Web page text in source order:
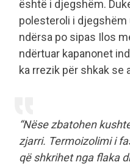
është i djegshëm.
polesteroli i
ndërsa po sipas Ilos
ndërtuar kapanonet
ka rrezik për shkak se
“Nëse zbatohen
zjarri. Termoizolimi i
që shkrihet nga flaka